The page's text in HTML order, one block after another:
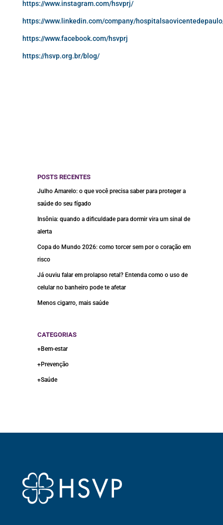
https://www.instagram.com/hsvprj/
https://www.linkedin.com/company/
https://www.facebook.com/hsvprj
https://hsvp.org.br/blog/
POSTS RECENTES
Julho Amarelo: o que você precisa saber para proteger a
saúde do seu fígado
Insônia: quando a dificuldade para dormir vira um sinal de
alerta
Copa do Mundo 2026: como torcer sem por o coração em
risco
Já ouviu falar em prolapso retal? Entenda como o uso de
celular no banheiro pode te afetar
Menos cigarro, mais saúde
CATEGORIAS
+Bem-estar
+Prevenção
+Saúde